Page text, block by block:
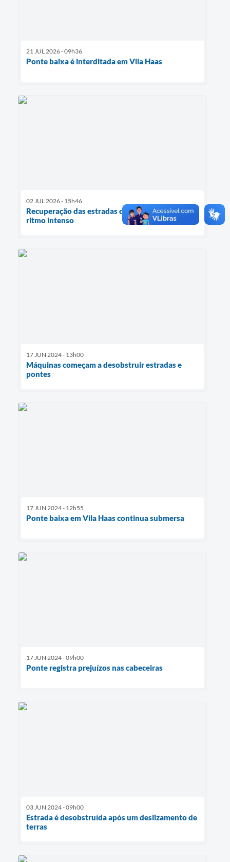
21 JUL 2026 - 09h36
Ponte baixa é interditada em Vila Haas
02 JUL 2026 - 15h46
Recuperação das estradas do interior avança em
ritmo intenso
17 JUN 2024 - 13h00
Máquinas começam a desobstruir estradas e
pontes
17 JUN 2024 - 12h55
Ponte baixa em Vila Haas continua submersa
17 JUN 2024 - 09h00
Ponte registra prejuízos nas cabeceiras
03 JUN 2024 - 09h00
Estrada é desobstruída após um deslizamento de
terras